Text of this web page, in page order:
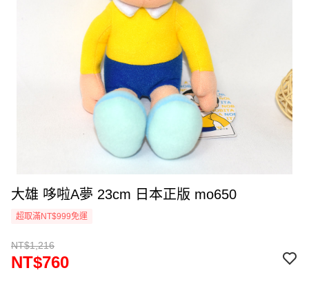
大雄 哆啦A夢 23cm 日本正版 mo650
超取滿NT$999免運
NT$1,216
NT$760